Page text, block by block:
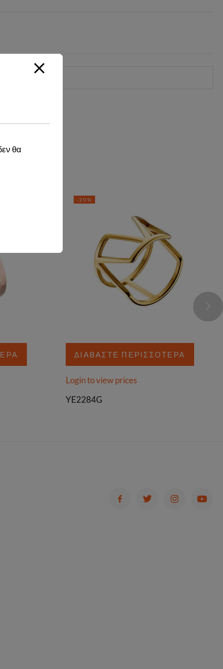
-20%
ΔΙΑΒΆΣΤΕ ΠΕΡΙΣΣΌΤΕΡΑ
Login to view prices
YE2284G
θα